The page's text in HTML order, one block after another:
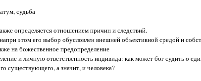
судьба
определяется отношением причин и следствий.
этом его выбор обусловлен внешней объективной средой и
на божественное предопределение
и личную ответственность индивида: как может бог судить о
существующего, а значит, и человека?